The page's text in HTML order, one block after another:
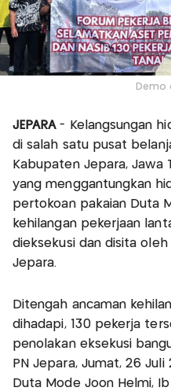
Demo
JEPARA- Kelangsungan
di salah satu pusat
Kabupaten Jepara, Jawa
yang menggantungkan
pertokoan pakaian Duta
kehilangan pekerjaan
dieksekusi dan disita oleh
Jepara.
Ditengah ancaman
dihadapi, 130 pekerja
penolakan eksekusi
PN Jepara, Jumat, 26
Duta Mode Joon Helmi,